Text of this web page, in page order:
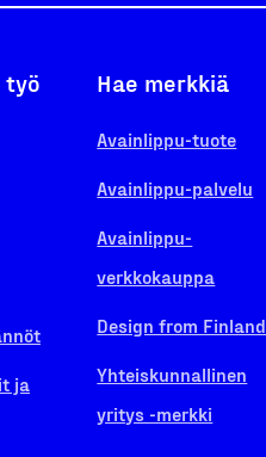
työ
ja
Hae merkkiä
Avainlippu-tuote
Avainlippu-palvelu
Avainlippu-
verkkokauppa
Design from Finland
Yhteiskunnallinen
yritys -merkki